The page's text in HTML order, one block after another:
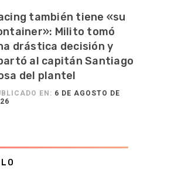
también tiene «su
Milito tomó
drástica decisión y
al capitán Santiago
del plantel
EN: 6 DE AGOSTO DE